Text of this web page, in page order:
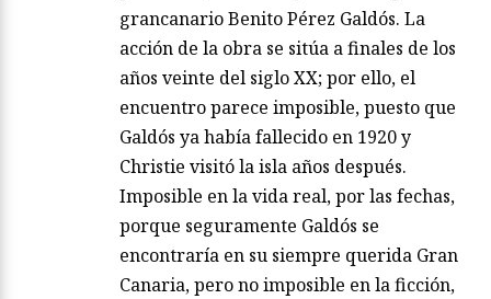
grancanario Benito Pérez Galdós. La
acción de la obra se sitúa a finales de los
años veinte del siglo XX; por ello, el
encuentro parece imposible, puesto que
Galdós ya había fallecido en 1920 y
Christie visitó la isla años después.
Imposible en la vida real, por las fechas,
porque seguramente Galdós se
encontraría en su siempre querida Gran
Canaria, pero no imposible en la ficción,